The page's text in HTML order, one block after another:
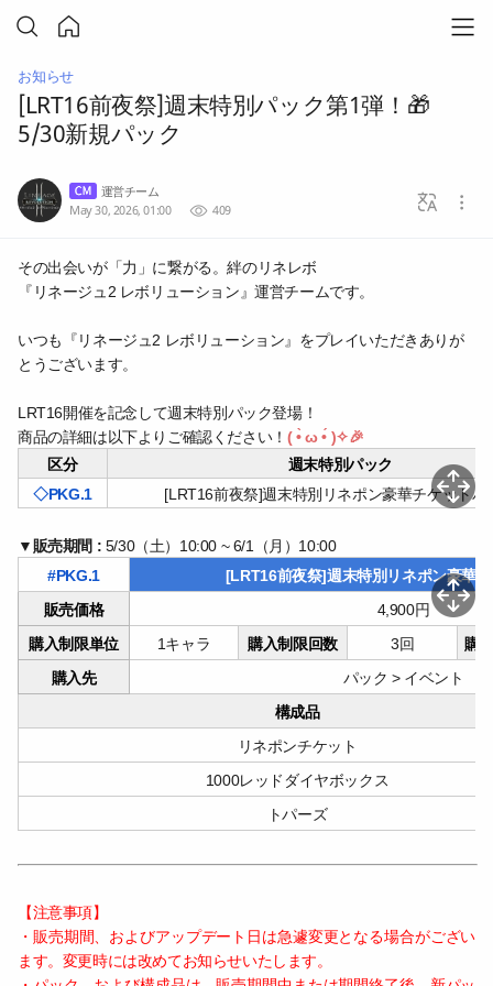
お知らせ
[LRT16前夜祭]週末特別パック第1弾！🎁
5/30新規パック
運営チーム
May 30, 2026, 01:00
409
その出会いが「力」に繋がる。絆のリネレボ
『リネージュ2 レボリューション』運営チームです。
いつも『リネージュ2 レボリューション』をプレイいただきありが
とうございます。
LRT16開催を記念して週末特別パック登場！
商品の詳細は以下よりご確認ください！ ( •̀ ω •́ )✧🎉
区分
週末特別パック
◇PKG.1
[LRT16前夜祭]週末特別リネポン豪華チケットパ
▼ 販売期間 : 5/30（土）10:00 ~ 6/1（月）10:00
#PKG.1
[LRT16前夜祭]週末特別リネポン豪華
販売価格
4,900円
購入制限単位
1キャラ 購入制限回数 3回
購
購入先
パック > イベント
構成品
リネポンチケット
1000レッドダイヤボックス
トパーズ
【注意事項】
・販売期間、およびアップデート日は急遽変更となる場合がござい
ます。変更時には改めてお知らせいたします。